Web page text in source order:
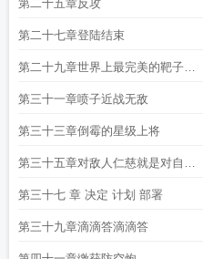
第二十五章反攻
第二十七章登陆结束
第二十九章世界上最完美的靶子特
别版
第三十一章喷子近战无敌
第三十三章倒霉的星级上将
第三十五章对敌人仁慈就是对自己
的残忍
第三十七 章 决定 计划 部署
第三十九章滴滴答滴滴答